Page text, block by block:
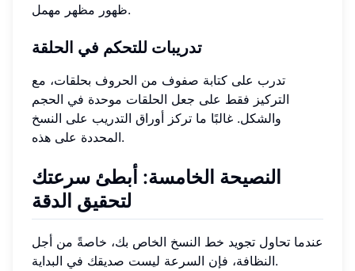
ظهور مظهر مهمل.
تدريبات للتحكم في الحلقة
تدرب على كتابة صفوف من الحروف بحلقات، مع
التركيز فقط على جعل الحلقات موحدة في الحجم
والشكل. غالبًا ما تركز أوراق التدريب على النسخ
المحددة على هذه.
النصيحة الخامسة: أبطئ سرعتك
لتحقيق الدقة
عندما تحاول تجويد خط النسخ الخاص بك، خاصةً من أجل
النظافة، فإن السرعة ليست صديقك في البداية.